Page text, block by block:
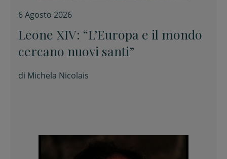
6 Agosto 2026
Leone XIV: “L’Europa e il mondo
cercano nuovi santi”
di Michela Nicolais